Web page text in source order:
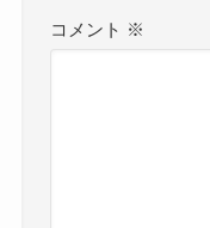
コメント ※